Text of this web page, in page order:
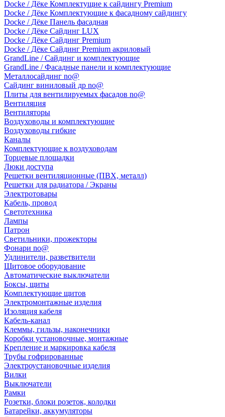
Docke / Дёке Комплектущие к сайдингу Premium
Docke / Дёке Комплектующие к фасадному сайдингу
Docke / Дёке Панель фасадная
Docke / Дёке Сайдинг LUX
Docke / Дёке Сайдинг Premium
Docke / Дёке Сайдинг Premium акриловый
GrandLine / Сайдинг и комплектующие
GrandLine / Фасадные панели и комплектующие
Металлосайдинг no@
Сайдинг виниловый др no@
Плиты для вентилируемых фасадов no@
Вентиляция
Вентиляторы
Воздуховоды и комплектующие
Воздуховоды гибкие
Каналы
Комплектующие к воздуховодам
Торцевые площадки
Люки доступа
Решетки вентиляционные (ПВХ, металл)
Решетки для радиатора / Экраны
Электротовары
Кабель, провод
Светотехника
Лампы
Патрон
Светильники, прожекторы
Фонари no@
Удлинители, разветвители
Щитовое оборудование
Автоматические выключатели
Боксы, щиты
Комплектующие щитов
Электромонтажные изделия
Изоляция кабеля
Кабель-канал
Клеммы, гильзы, наконечники
Коробки установочные, монтажные
Крепление и маркировка кабеля
Трубы гофрированные
Электроустановочные изделия
Вилки
Выключатели
Рамки
Розетки, блоки розеток, колодки
Батарейки, аккумуляторы